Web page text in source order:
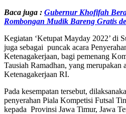
Baca juga : Gubernur Khofifah
Rombongan Mudik Bareng Gratis
Kegiatan ‘Ketupat Mayday 2022’ di
juga sebagai puncak acara
Ketenagakerjaan, bagi pemenang
Tausiah Ramadhan, yang merupakan
Ketenagakerjaan RI.
Pada kesempatan tersebut,
penyerahan Piala Kompetisi Futsal
kepada Provinsi Jawa Timur, Jawa